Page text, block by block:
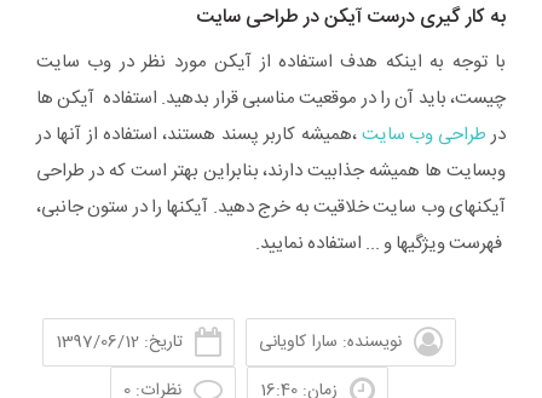
به کار گیری درست آیکن در طراحی سایت
با توجه به اینکه هدف استفاده از آیکن مورد نظر در وب سایت
چیست، باید آن را در موقعیت مناسبی قرار بدهید. استفاده آیکن ها
درطراحی وب سایت،همیشه کاربر پسند هستند، استفاده از آنها در
وبسایت ها همیشه جذابیت دارند، بنابراین بهتر است که در طراحی
آیکنهای وب سایت خلاقیت به خرج دهید. آیکنها را در ستون جانبی،
فهرست ویژگیها و ... استفاده نمایید.
نویسنده: سارا کاویانی
تاریخ: 1397/06/12
زمان: 16:40
نظرات: 0